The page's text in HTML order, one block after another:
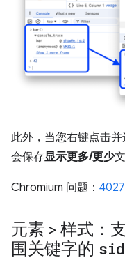
此外，当您右键点击并
会保存显示更多/更少
Chromium 问题：
元素 > 样式：
围关键字的